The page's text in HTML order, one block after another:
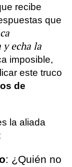
recibe
que
echa la
imposible,
este truco
de
la aliada
: ¿Quién no